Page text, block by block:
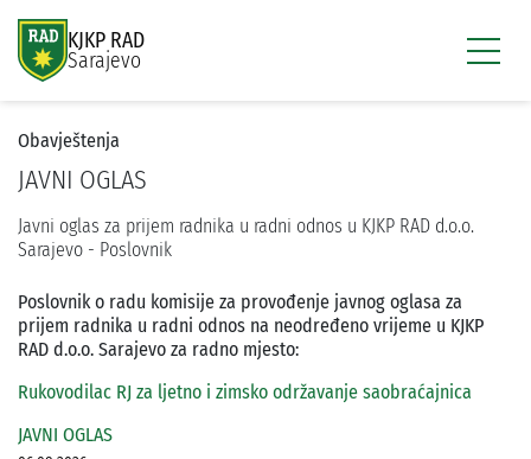
KJKP RAD
Sarajevo
Obavještenja
JAVNI OGLAS
Javni oglas za prijem radnika u radni odnos u KJKP RAD d.o.o.
Sarajevo - Poslovnik
Poslovnik o radu komisije za provođenje javnog oglasa za
prijem radnika u radni odnos na neodređeno vrijeme u KJKP
RAD d.o.o. Sarajevo za radno mjesto:
Rukovodilac RJ za ljetno i zimsko održavanje saobraćajnica
JAVNI OGLAS